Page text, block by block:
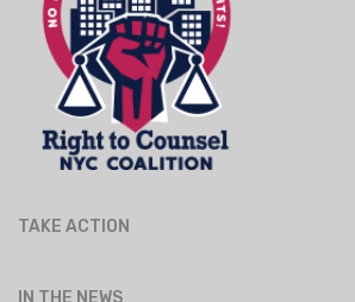
TAKE ACTION
IN THE NEWS